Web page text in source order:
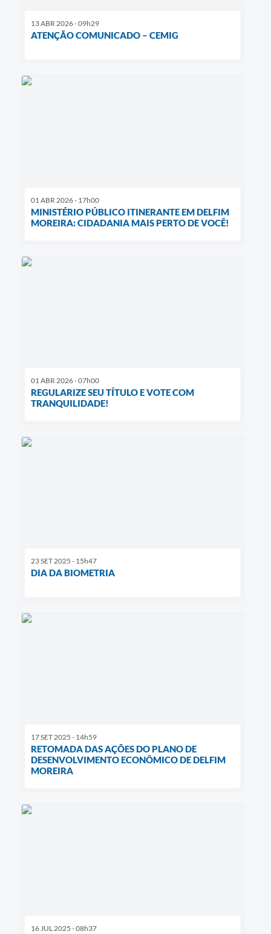
13 ABR 2026 - 09h29
ATENÇÃO COMUNICADO – CEMIG
01 ABR 2026 - 17h00
MINISTÉRIO PÚBLICO ITINERANTE EM DELFIM
MOREIRA: CIDADANIA MAIS PERTO DE VOCÊ!
01 ABR 2026 - 07h00
REGULARIZE SEU TÍTULO E VOTE COM
TRANQUILIDADE!
23 SET 2025 - 15h47
DIA DA BIOMETRIA
17 SET 2025 - 14h59
RETOMADA DAS AÇÕES DO PLANO DE
DESENVOLVIMENTO ECONÔMICO DE DELFIM
MOREIRA
16 JUL 2025 - 08h37